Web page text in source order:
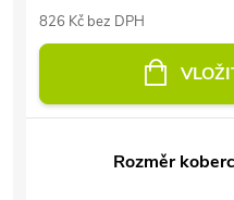
826 Kč bez DPH
Rozměr